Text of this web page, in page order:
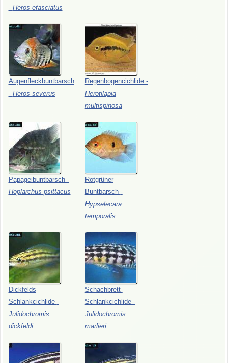
- Heros efasciatus
Augenfleckbuntbarsch
- Heros severus
Regenbogencichlide -
Herotilapia
multispinosa
Papageibuntbarsch -
Hoplarchus psittacus
Rotgrüner
Buntbarsch -
Hypselecara
temporalis
Dickfelds
Schlankcichlide -
Julidochromis
dickfeldi
Schachbrett-
Schlankcichlide -
Julidochromis
marlieri